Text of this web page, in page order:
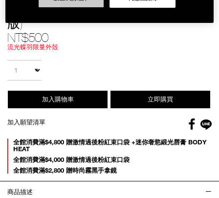
超持久亮顏氣墊粉餅粉盒 (流光蝶羽
版)
NT$500
流光蝶羽限量外殼
to
cart
options
Actions
數量
加入購物車 立即購買
加入願望清單
Promotions
全館消費滿$4,800 贈激情過後粉紅束口袋 +迷你奢慾緞光唇膏 BODY
HEAT
全館消費滿$4,000 贈激情過後粉紅束口袋
全館消費滿$2,800 贈時尚霧黑手拿鏡
商品描述